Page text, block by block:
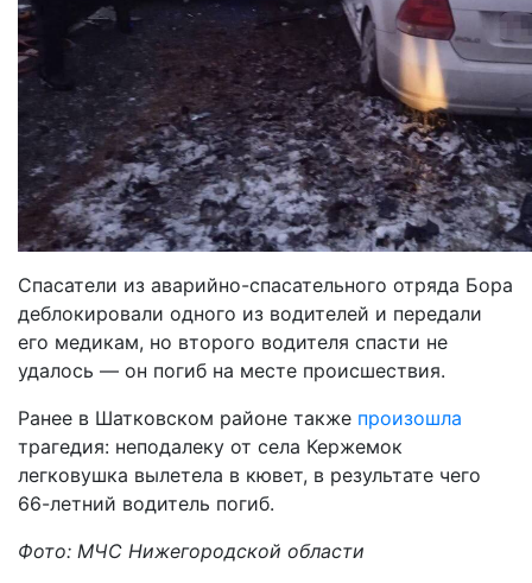
Спасатели из аварийно-спасательного отряда Бора
деблокировали одного из водителей и передали
его медикам, но второго водителя спасти не
удалось — он погиб на месте происшествия.
Ранее в Шатковском районе также произошла
трагедия: неподалеку от села Кержемок
легковушка вылетела в кювет, в результате чего
66-летний водитель погиб.
Фото: МЧС Нижегородской области